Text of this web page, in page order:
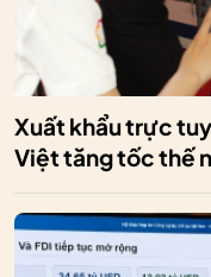
Xuất khẩu trực
Việt tăng tốc thế